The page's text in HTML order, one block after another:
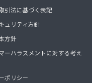
引法に基づく表記
ュリティ方針
方針
ーハラスメントに対する考え
ポリシー